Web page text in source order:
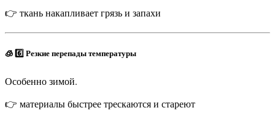
👉 ткань накапливает грязь и запахи
🧊 6️⃣ Резкие перепады температуры
Особенно зимой.
👉 материалы быстрее трескаются и стареют